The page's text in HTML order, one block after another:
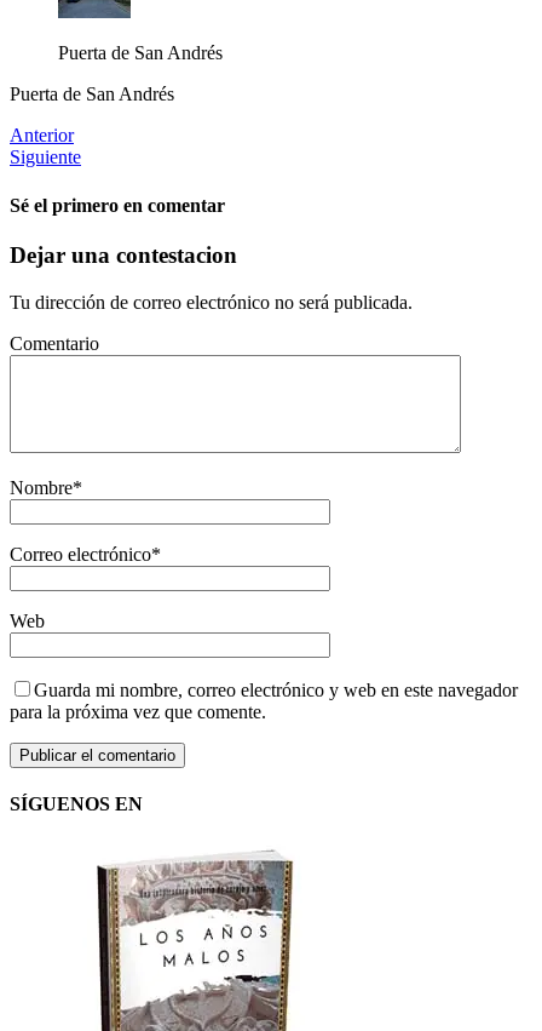
Puerta de San Andrés
Puerta de San Andrés
Anterior
Siguiente
Sé el primero en comentar
Dejar una contestacion
Tu dirección de correo electrónico no será publicada.
Comentario
Nombre*
Correo electrónico*
Web
Guarda mi nombre, correo electrónico y web en este navegador
para la próxima vez que comente.
SÍGUENOS EN